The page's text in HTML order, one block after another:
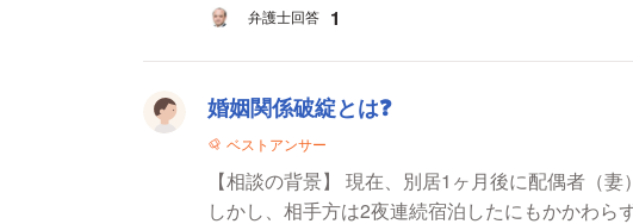
弁護士回答 1
婚姻関係破綻とは❓️
ベストアンサー
【相談の背景】 現在、別居1ヶ月後に配偶者（
しかし、相手方は2夜連続宿泊したにもかかわ